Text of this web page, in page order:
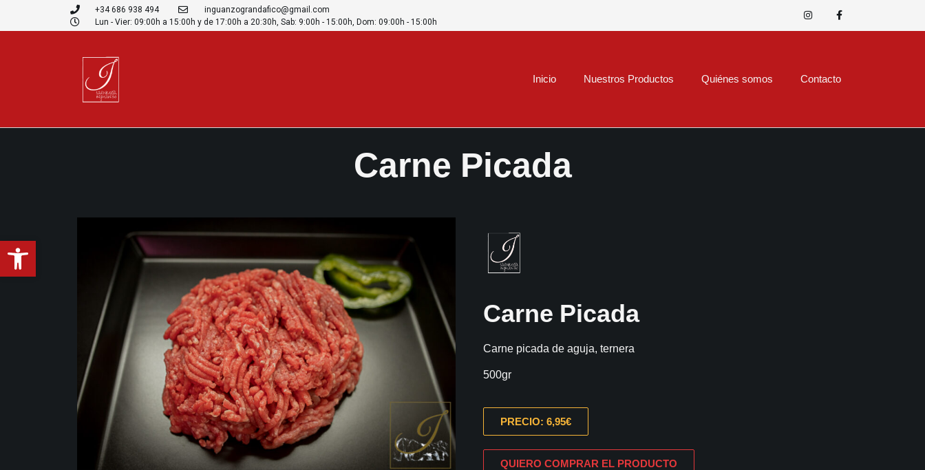
Abrir barra de herramientas
+34 686 938 494
inguanzograndafico@gmail.com
Lun - Vier: 09:00h a 15:00h y de 17:00h a 20:30h, Sab: 9:00h - 15:00h, Dom: 09:00h - 15:00h
Inicio Nuestros Productos Quiénes somos Contacto
Carne Picada
Carne Picada
Carne picada de aguja, ternera
500gr
PRECIO: 6,95€
QUIERO COMPRAR EL PRODUCTO